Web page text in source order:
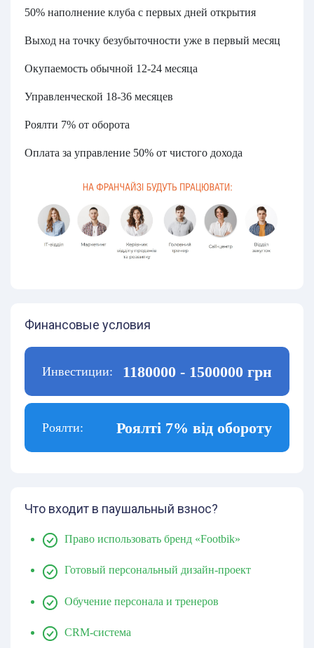
50% наполнение клуба с первых дней открытия
Выход на точку безубыточности уже в первый месяц
Окупаемость обычной 12-24 месяца
Управленческой 18-36 месяцев
Роялти 7% от оборота
Оплата за управление 50% от чистого дохода
Финансовые условия
Инвестиции: 1180000 - 1500000 грн
Роялти: Роялті 7% від обороту
Что входит в паушальный взнос?
Право использовать бренд «Footbik»
Готовый персональный дизайн-проект
Обучение персонала и тренеров
CRM-система